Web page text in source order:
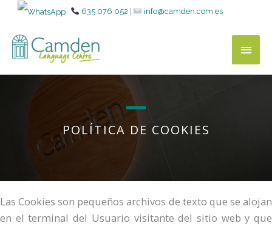
635 076 052 info@camden.com.es
POLÍTICA DE COOKIES
Las Cookies son pequeños archivos de texto que se alojan
en el terminal del Usuario visitante del sitio web y que